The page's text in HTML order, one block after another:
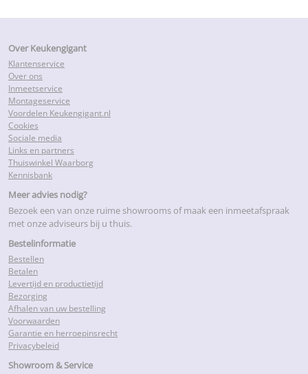
Over Keukengigant
Klantenservice
Over ons
Inmeetservice
Montageservice
Voordelen Keukengigant.nl
Cookies
Sociale media
Links en partners
Thuiswinkel Waarborg
Kennisbank
Meer advies nodig?
Bezoek een van onze ruime showrooms of maak een inmeetafspraak
met onze adviseurs bij u thuis.
Bestelinformatie
Bestellen
Betalen
Levertijd en productietijd
Bezorging
Afhalen van uw bestelling
Voorwaarden
Garantie en herroepinsrecht
Privacybeleid
Showroom & Service